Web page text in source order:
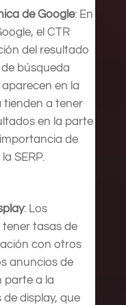
de Google: En
el CTR
del resultado
búsqueda
aparecen en la
tienden a tener
en la parte
de
SERP.
: Los
tener tasas de
con otros
anuncios de
parte a la
display, que